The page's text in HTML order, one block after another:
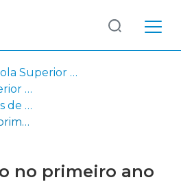
ESEL - Escola Superior de Enfermagem de Lisboa
ESEL - Escola Superior de Enfermagem de Lisboa
ESEL - Dissertações de Mestrado
A alimentação no primeiro ano de vida :
no primeiro ano